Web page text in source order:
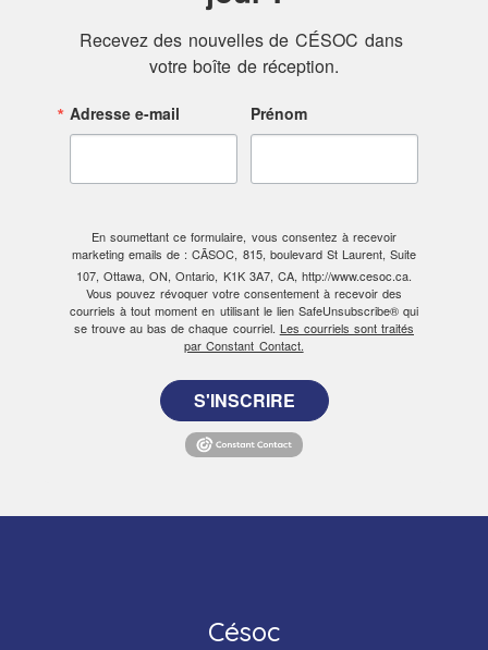
Recevez des nouvelles de CÉSOC dans
votre boîte de réception.
Adresse e-mail Prénom
En soumettant ce formulaire, vous consentez à recevoir
marketing emails de : CÃSOC, 815, boulevard St Laurent, Suite
107, Ottawa, ON, Ontario, K1K 3A7, CA, http://www.cesoc.ca.
Vous pouvez révoquer votre consentement à recevoir des
courriels à tout moment en utilisant le lien SafeUnsubscribe® qui
se trouve au bas de chaque courriel. Les courriels sont traités
par Constant Contact.
S'INSCRIRE
Césoc